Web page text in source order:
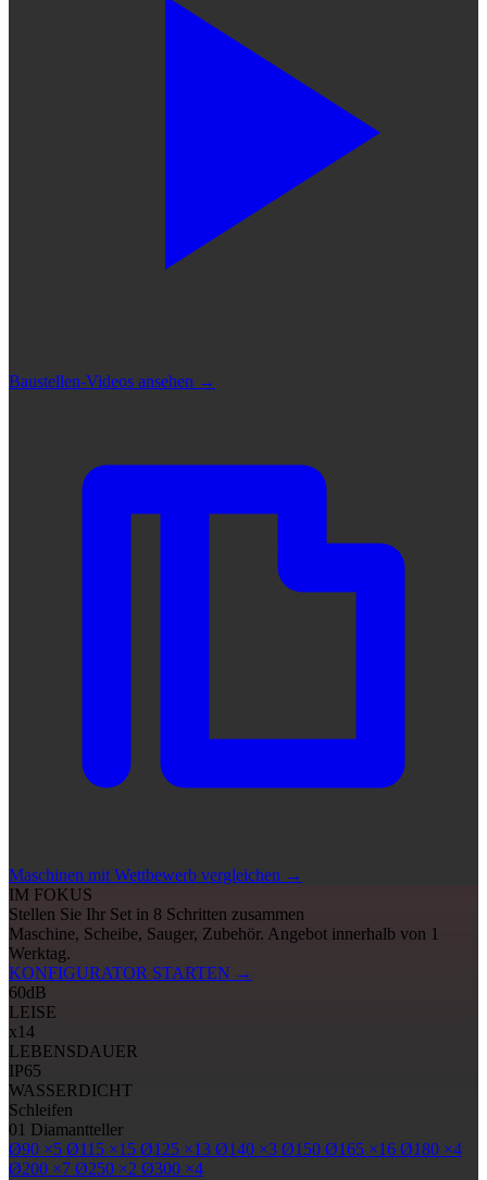
Baustellen-Videos ansehen →
Maschinen mit Wettbewerb vergleichen →
IM FOKUS
Stellen Sie Ihr Set in 8 Schritten zusammen
Maschine, Scheibe, Sauger, Zubehör. Angebot innerhalb von 1
Werktag.
KONFIGURATOR STARTEN →
60dB
LEISE
x14
LEBENSDAUER
IP65
WASSERDICHT
Schleifen
01 Diamantteller
Ø90 ×5 Ø115 ×15 Ø125 ×13 Ø140 ×3 Ø150 Ø165 ×16 Ø180 ×4
Ø200 ×7 Ø250 ×2 Ø300 ×4